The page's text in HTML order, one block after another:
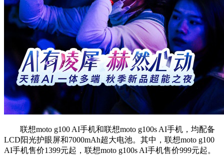
联想moto g100 AI手机和联想moto g100s AI手机，均配备
LCD阳光护眼屏和7000mAh超大电池。其中，联想moto g100
AI手机售价1399元起，联想moto g100s AI手机售价999元起。